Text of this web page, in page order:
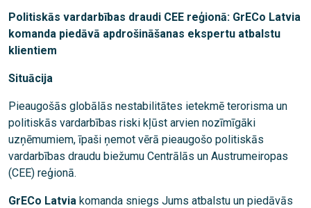
Politiskās vardarbības draudi CEE reģionā: GrECo Latvia
komanda piedāvā apdrošināšanas ekspertu atbalstu
klientiem
Situācija
Pieaugošās globālās nestabilitātes ietekmē terorisma un
politiskās vardarbības riski kļūst arvien nozīmīgāki
uzņēmumiem, īpaši ņemot vērā pieaugošo politiskās
vardarbības draudu biežumu Centrālās un Austrumeiropas
(CEE) reģionā.
GrECo Latvia komanda sniegs Jums atbalstu un piedāvās